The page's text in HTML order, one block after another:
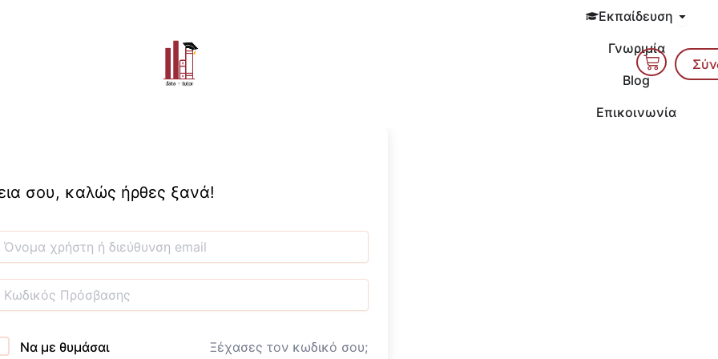
Εκπαίδευση Open
Γνωριμία
Blog
Επικοινωνία
Cart
σου, καλώς ήρθες ξανά!
Να με θυμάσαι Ξέχασες τον κωδικό σου;